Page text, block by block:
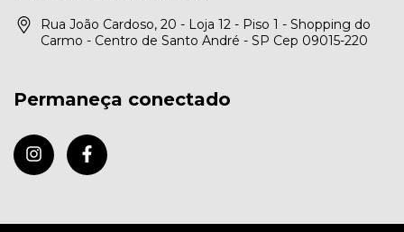
Rua João Cardoso, 20 - Loja 12 - Piso 1 - Shopping do
Carmo - Centro de Santo André - SP Cep 09015-220
Permaneça conectado